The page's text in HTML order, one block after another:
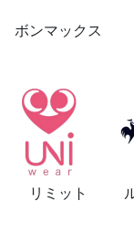
ボンマックス
リミット